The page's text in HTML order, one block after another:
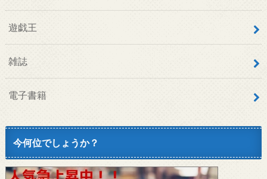
遊戯王
雑誌
電子書籍
今何位でしょうか？